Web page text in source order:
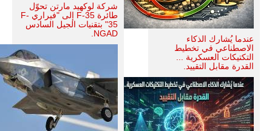
عندما يُشارك الذكاء
الاصطناعي في تخطيط
التكتيكات العسكرية ...
القدرة مقابل التقييد.
شركة لوكهيد مارتن تحوّل
طائرة F-35 إلى "فيراري F-
35" بتقنيات الجيل السادس
NGAD.